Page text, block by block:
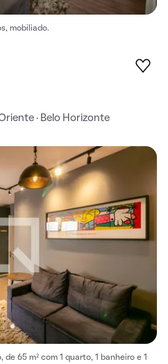
mobiliado.
· Belo Horizonte
65 m² com 1 quarto, 1 banheiro e 1